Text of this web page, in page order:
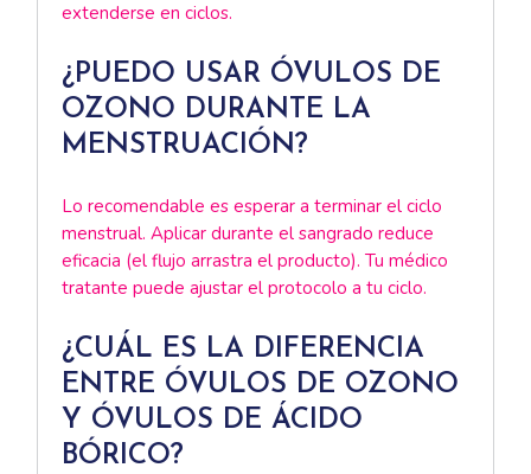
extenderse en ciclos.
¿PUEDO USAR ÓVULOS DE
OZONO DURANTE LA
MENSTRUACIÓN?
Lo recomendable es esperar a terminar el ciclo
menstrual. Aplicar durante el sangrado reduce
eficacia (el flujo arrastra el producto). Tu médico
tratante puede ajustar el protocolo a tu ciclo.
¿CUÁL ES LA DIFERENCIA
ENTRE ÓVULOS DE OZONO
Y ÓVULOS DE ÁCIDO
BÓRICO?